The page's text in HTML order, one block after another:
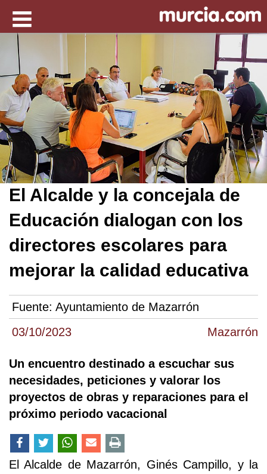
03/10/2023 Mazarrón
El Alcalde y la concejala de
Educación dialogan con los
directores escolares para
mejorar la calidad educativa
Fuente: Ayuntamiento de Mazarrón
Un encuentro destinado a escuchar sus
necesidades, peticiones y valorar los
proyectos de obras y reparaciones para el
próximo periodo vacacional
El Alcalde de Mazarrón, Ginés Campillo, y la